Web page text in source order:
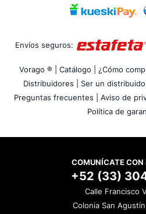
Envíos seguros:
Vorago ® | Catálogo | ¿Cómo
Distribuidores |
Ser un distribuidor
Preguntas frecuentes |
Aviso de
Política de
COMUNÍCATE CON
+52 (33)
Calle Francisco
Colonia San